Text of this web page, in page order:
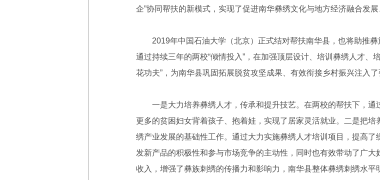
企”协同帮扶的新模式，实现了促进南华彝绣文化与地方经济融合发展
2019年中国石油大学（北京）正式结对帮扶南华县，也将助推彝
通过持续三年的两校“倾情投入”，在加强顶层设计、培训彝绣人才、
花功夫”，为南华县巩固拓展脱贫攻坚成果、有效衔接乡村振兴注入了
一是大力培养彝绣人才，传承和提升技艺。在两校的帮扶下，通
更多的贫困妇女背着孩子、抱着娃，实现了居家灵活就业。二是把
绣产业发展的基础性工作。通过大力实施彝绣人才培训项目，提高
发新产品的积极性和参与市场竞争的主动性，同时也有效带动了广
收入，增强了彝族刺绣的传播力和影响力，南华县整体彝绣刺绣水